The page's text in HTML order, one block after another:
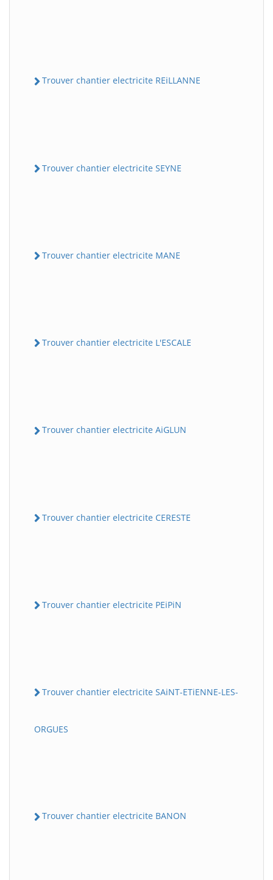
Trouver chantier electricite REiLLANNE
Trouver chantier electricite SEYNE
Trouver chantier electricite MANE
Trouver chantier electricite L'ESCALE
Trouver chantier electricite AiGLUN
Trouver chantier electricite CERESTE
Trouver chantier electricite PEiPiN
Trouver chantier electricite SAiNT-ETiENNE-LES-
ORGUES
Trouver chantier electricite BANON